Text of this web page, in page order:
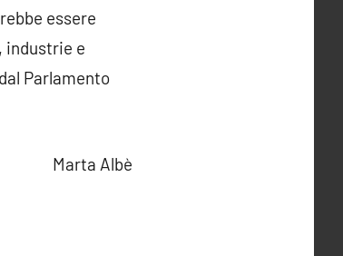
essere
industrie e
Parlamento
Marta Albè